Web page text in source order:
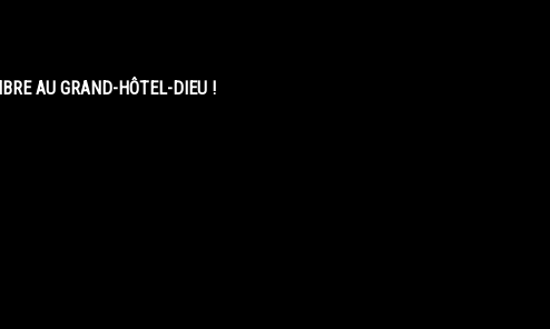
AU GRAND-HÔTEL-DIEU !